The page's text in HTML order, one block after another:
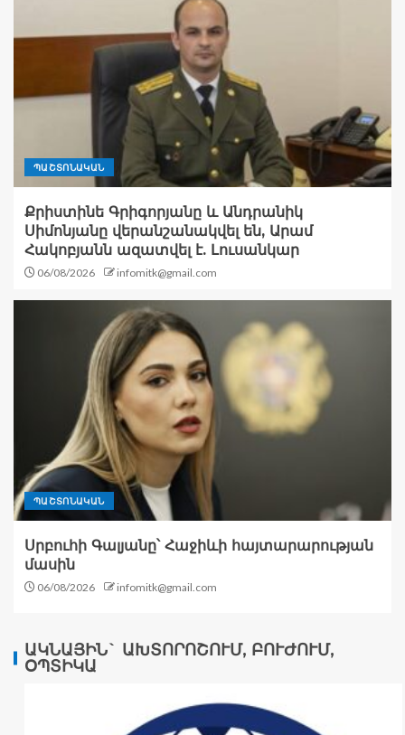
ՊԱՇՏՈՆԱԿԱՆ
Քրիստինե Գրիգորյանը և Անդրանիկ
Սիմոնյանը վերանշանակվել են, Արամ
Հակոբյանն ազատվել է. Լուսանկար
06/08/2026 infomitk@gmail.com
ՊԱՇՏՈՆԱԿԱՆ
Սրբուհի Գալյանը՝ Հաջիևի հայտարարության
մասին
06/08/2026 infomitk@gmail.com
ԱԿՆԱՅԻՆ` ԱԽՏՈՐՈՇՈՒՄ, ԲՈՒԺՈՒՄ,
ՕՊՏԻԿԱ